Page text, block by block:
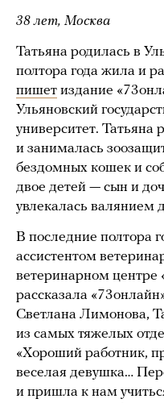
38 лет, Москва
Татьяна родилась в
полтора года жила и
пишет издание
Ульяновский
университет. Татьяна
и занималась
бездомных кошек и
двое детей — сын и
увлекалась валянием
В последние полтора
ассистентом
ветеринарном центре
рассказала
Светлана Лимонова,
из самых тяжелых
«Хороший работник,
веселая девушка…
и пришла к нам